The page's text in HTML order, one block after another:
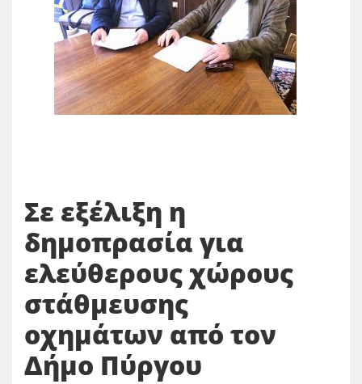
Σε εξέλιξη η
δημοπρασία για
ελεύθερους χώρους
στάθμευσης
οχημάτων από τον
Δήμο Πύργου